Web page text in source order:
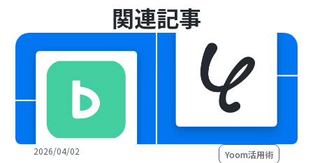
関連記事
2026/04/02 Yoom活用術